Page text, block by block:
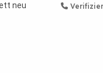
neu